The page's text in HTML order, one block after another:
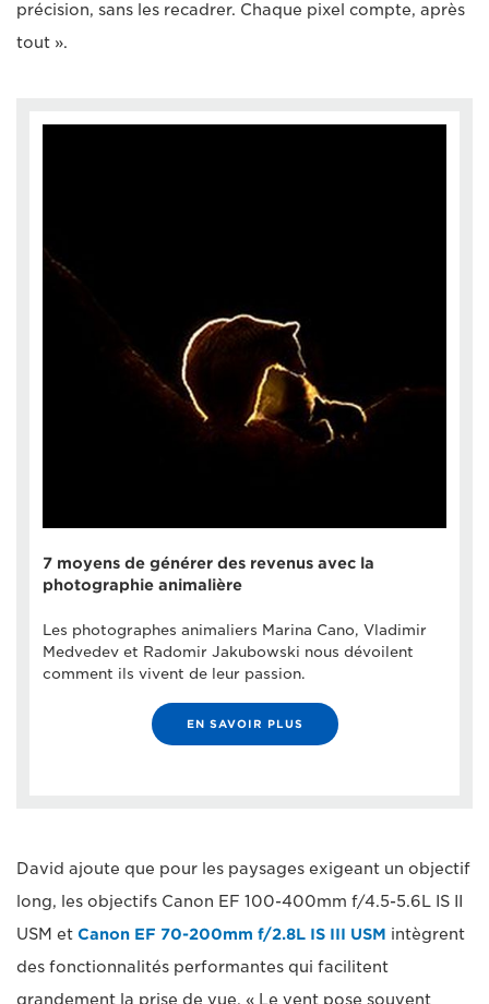
précision, sans les recadrer. Chaque pixel compte, après
tout ».
7 moyens de générer des revenus avec la
photographie animalière
Les photographes animaliers Marina Cano, Vladimir
Medvedev et Radomir Jakubowski nous dévoilent
comment ils vivent de leur passion.
EN SAVOIR PLUS
David ajoute que pour les paysages exigeant un objectif
long, les objectifs Canon EF 100-400mm f/4.5-5.6L IS II
USM et Canon EF 70-200mm f/2.8L IS III USM intègrent
des fonctionnalités performantes qui facilitent
grandement la prise de vue. « Le vent pose souvent